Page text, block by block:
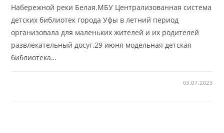
Набережной реки Белая.МБУ Централизованная система
детских библиотек города Уфы в летний период
организовала для маленьких жителей и их родителей
развлекательный досуг.29 июня модельная детская
библиотека…
03.07.2023